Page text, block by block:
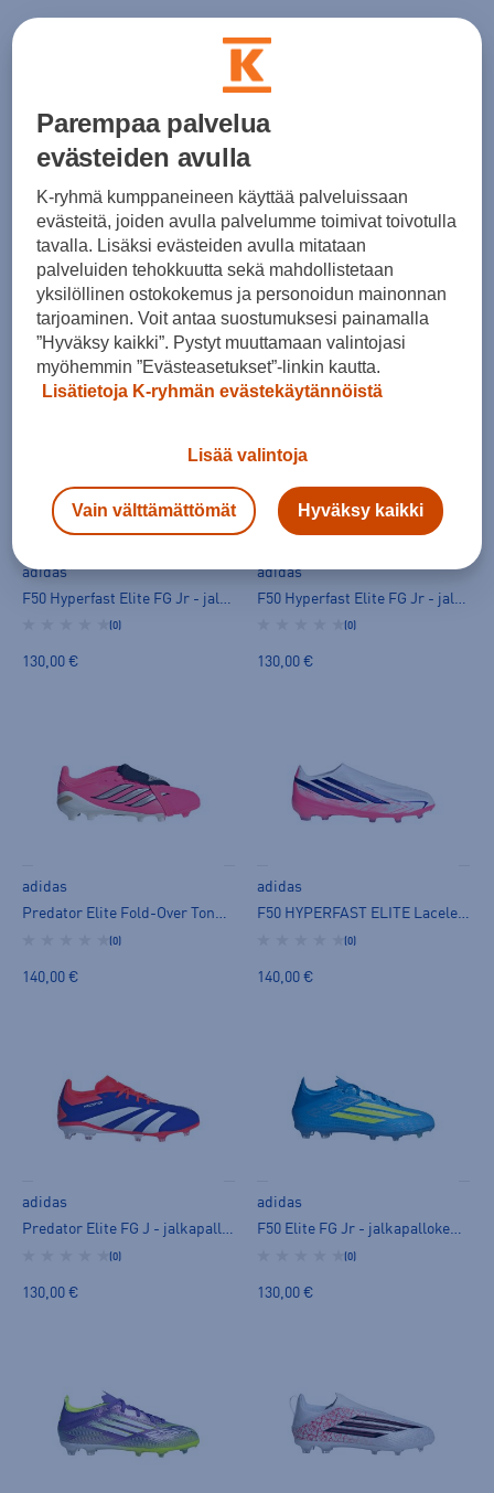
adidas
F50 Elite FG Jr - jalkapallokengät (FG)
(0)
130,00 €
adidas
(0)
49,99 €
Norm. hinta:
30pv alin hinta: 49,99€
adidas
(0)
130,00 €
adidas
(0)
130,00 €
adidas
Predator Elite Fold-Over Tongue FG - jalkapallokengät (FG)
(0)
140,00 €
adidas
F50 HYPERFAST ELITE Laceless FG Jr - jalkapallokengät (FG)
(0)
140,00 €
adidas
Predator Elite FG J - jalkapallokengät (FG)
(0)
130,00 €
adidas
F50 Elite FG Jr - jalkapallokengät (FG)
(0)
130,00 €
Parempaa palvelua
evästeiden avulla
K-ryhmä kumppaneineen käyttää palveluissaan
evästeitä, joiden avulla palvelumme toimivat toivotulla
tavalla. Lisäksi evästeiden avulla mitataan
palveluiden tehokkuutta sekä mahdollistetaan
yksilöllinen ostokokemus ja personoidun mainonnan
tarjoaminen. Voit antaa suostumuksesi painamalla
”Hyväksy kaikki”. Pystyt muuttamaan valintojasi
myöhemmin ”Evästeasetukset”-linkin kautta.
Lisätietoja K-ryhmän evästekäytännöistä
Lisää valintoja
Vain välttämättömät Hyväksy kaikki